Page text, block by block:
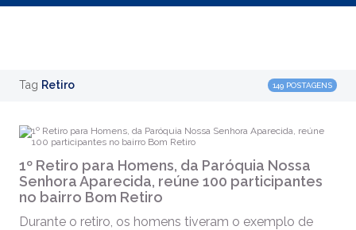
Tag Retiro 149 POSTAGENS
1º Retiro para Homens, da Paróquia Nossa
Senhora Aparecida, reúne 100 participantes
no bairro Bom Retiro
Durante o retiro, os homens tiveram o exemplo de